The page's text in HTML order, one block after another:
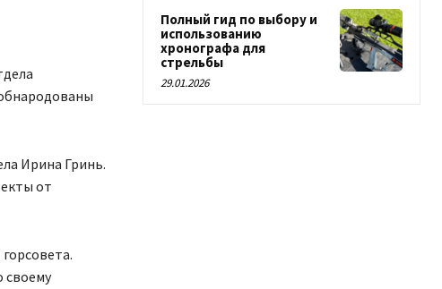
Ирина Гринь.
от
своему
Полный гид по выбору и
использованию
хронографа для
стрельбы
29.01.2026